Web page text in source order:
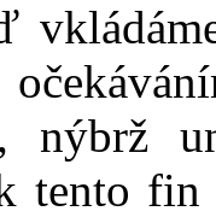
nýbrž
tento